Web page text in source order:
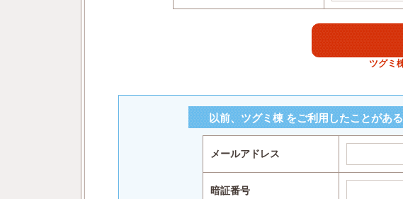
ツグミ
以前、ツグミ棟 をご利用したことがあ
メールアドレス
暗証番号